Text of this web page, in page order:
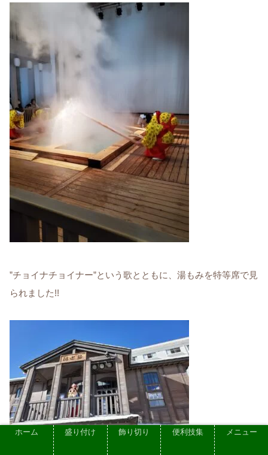
”チョイナチョイナー”という歌とともに、湯もみを特等席で見
られました!!
ホーム 盛り付け 飾り切り 便利技集 メニュー